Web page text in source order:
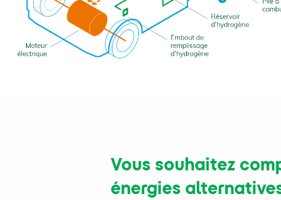
Vous souhaitez
énergies